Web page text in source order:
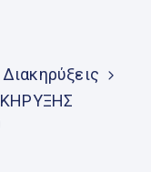
Διακηρύξεις